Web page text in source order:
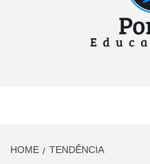
HOME TENDÊNCIA